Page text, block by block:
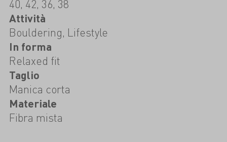
40, 42, 36, 38
Attività
Bouldering, Lifestyle
In forma
Relaxed fit
Taglio
Manica corta
Materiale
Fibra mista